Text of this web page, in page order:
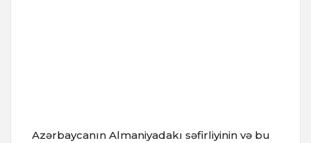
Azərbaycanın Almaniyadakı səfirliyinin və bu